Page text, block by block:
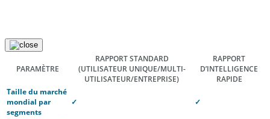
PARAMÈTRE
RAPPORT STANDARD
(UTILISATEUR UNIQUE/MULTI-
UTILISATEUR/ENTREPRISE)
RAPPORT
D’INTELLIGENCE
RAPIDE
Taille du marché
mondial par
segments
✓ ✓